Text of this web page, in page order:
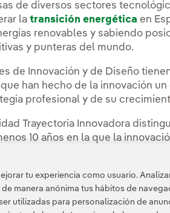
de diversos sectores
latransición energética en
renovables y sabiendo
y punteras del mundo.
de Innovación y de Diseño
han hecho de la innovación
profesional y de su
Trayectoria Innovadora
10 años en la que la
recibió el Premio Nacional de
reconocimiento a su liderazgo
tu experiencia como usuario.
manera anónima tus hábitos de
utilizadas para personalización de